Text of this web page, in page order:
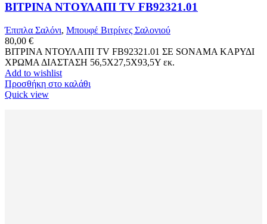
ΒΙΤΡΙΝΑ ΝΤΟΥΛΑΠΙ TV FB92321.01
Έπιπλα Σαλόνι, Μπουφέ Βιτρίνες Σαλονιού
80,00 €
ΒΙΤΡΙΝΑ ΝΤΟΥΛΑΠΙ TV FB92321.01 ΣΕ SONAMA ΚΑΡΥΔΙ
ΧΡΩΜΑ ΔΙΑΣΤΑΣΗ 56,5Χ27,5Χ93,5Υ εκ.
Add to wishlist
Προσθήκη στο καλάθι
Quick view